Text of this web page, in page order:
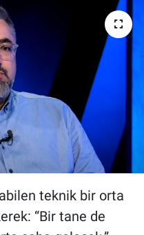
teknik bir orta
“Bir tane de